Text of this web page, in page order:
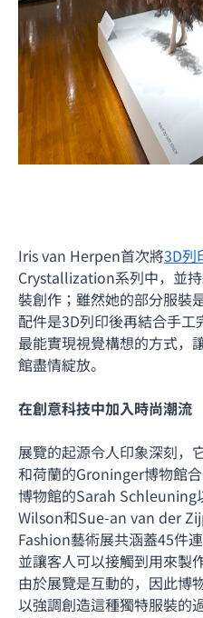
Iris van Herpen首次將3D列
Crystallization系列中，並
裝創作；雖然她的部分服裝
配件是3D列印後再結合手
最能實現視覺構想的方式，
館盡情綻放。
在創意科技中加入時尚潮流
展覽的起源令人印象深刻，
和荷蘭的Groninger博物館
博物館的Sarah
Wilson和Sue-an van der
Fashion藝術展共涵蓋45件
並讓客人可以接觸到用來製
由於展覽是互動的，因此博
以強調創造這種獨特服裝的